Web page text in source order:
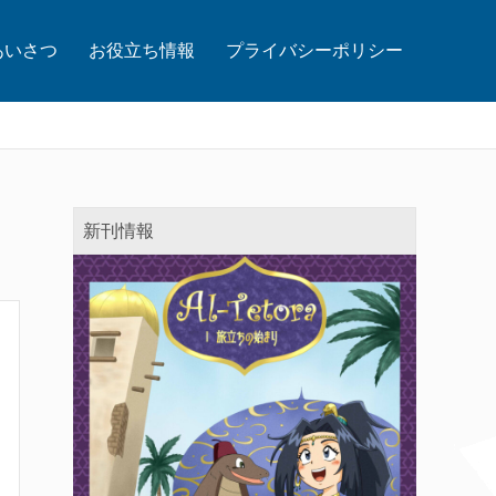
さつ お役立ち情報 プライバシーポリシー
新刊情報